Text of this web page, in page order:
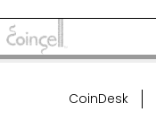
CoinDesk